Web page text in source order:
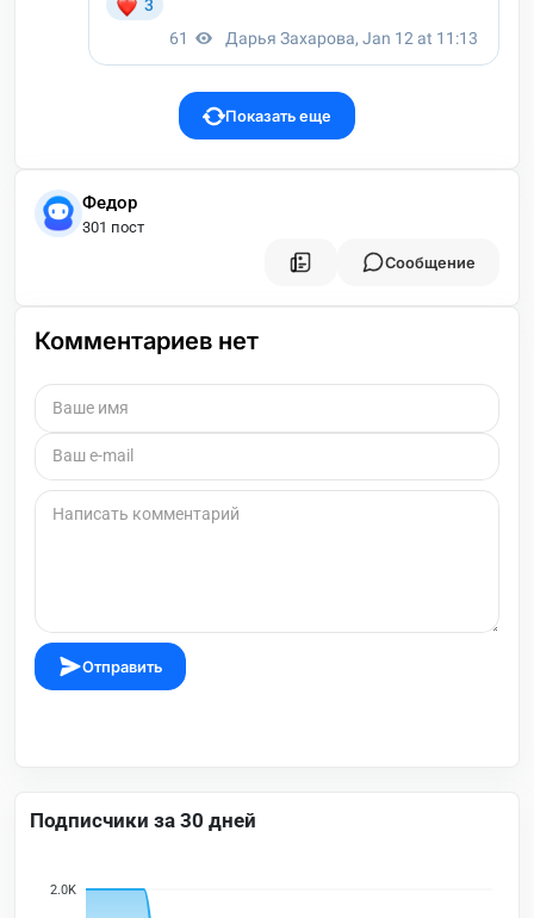
Показать еще
Федор
301 пост
Сообщение
Комментариев нет
Отправить
Подписчики за 30 дней
2.0K